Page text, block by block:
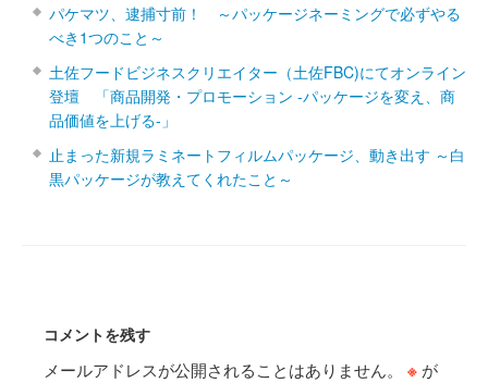
パケマツ、逮捕寸前！ ～パッケージネーミングで必ずやる
べき1つのこと～
土佐フードビジネスクリエイター（土佐FBC)にてオンライン
登壇 「商品開発・プロモーション ‐パッケージを変え、商
品価値を上げる‐」
止まった新規ラミネートフィルムパッケージ、動き出す ～白
黒パッケージが教えてくれたこと～
コメントを残す
メールアドレスが公開されることはありません。 ※ が